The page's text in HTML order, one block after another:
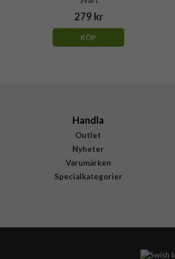
279 kr
KÖP
Handla
Outlet
Nyheter
Varumärken
Specialkategorier